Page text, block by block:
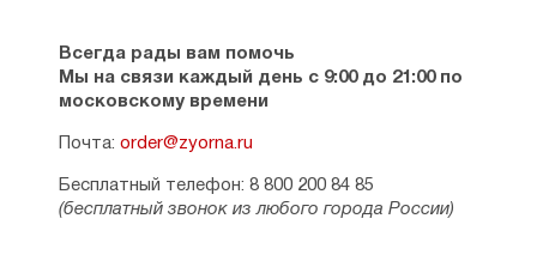
Всегда рады вам помочь
Мы на связи каждый день с 9:00 до 21:00 по
московскому времени
Почта: order@zyorna.ru
Бесплатный телефон: 8 800 200 84 85
(бесплатный звонок из любого города России)